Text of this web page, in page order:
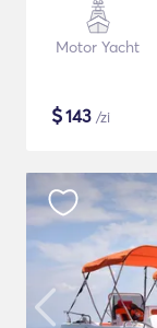
Motor Yacht
$143 /zi